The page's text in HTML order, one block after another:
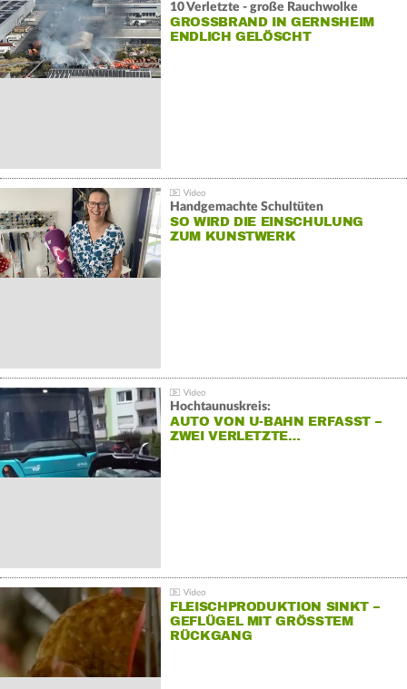
10 Verletzte - große Rauchwolke
GROSSBRAND IN GERNSHEIM E
NDLICH GELÖSCHT
Handgemachte Schultüten
SO WIRD DIE EINSCHULUNG
ZUM KUNSTWERK
Hochtaunuskreis:
AUTO VON U-BAHN ERFASST –
ZWEI VERLETZTE…
FLEISCHPRODUKTION SINKT –
GEFLÜGEL MIT GRÖSSTEM R
ÜCKGANG